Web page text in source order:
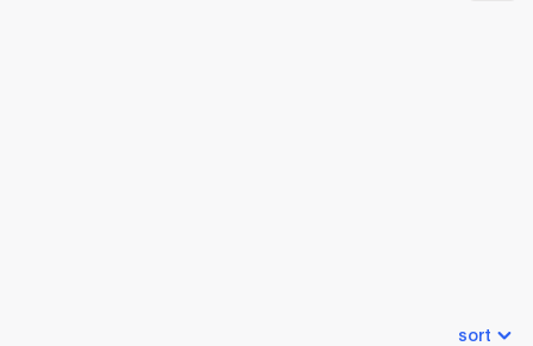
sort